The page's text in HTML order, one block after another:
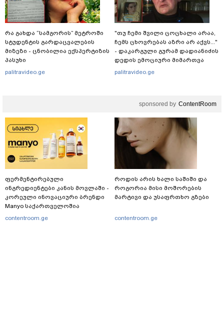
რა გახდა “სამგორის” მეტროში
სტუდენტის გარდაცვალების
მიზეზი - ცნობილია ექსპერტიზის
პასუხი
palitravideo.ge
"თუ ჩემი შვილი ცოცხალი არაა,
ჩემს ცხოვრებას აზრი არ აქვს..."
- დაკარგული გურამ დადიანიძის
დედის ემოციური მიმართვა
palitravideo.ge
sponsored by ContentRoom
ფერმენტირებული
ინგრედიენტები კანის მოვლაში -
კორეული ინოვაციური ბრენდი
Manyo საქართველოშია
contentroom.ge
როდის არის ხალი საშიში და
როგორია მისი მოშორების
მარტივი და უსაფრთხო გზები
contentroom.ge